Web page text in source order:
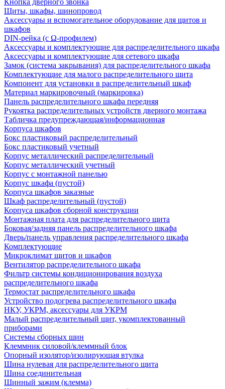
Кнопка дверного звонка
Щиты, шкафы, шинопровод
Аксессуары и вспомогательное оборудование для щитов и
шкафов
DIN-рейка (с Ω-профилем)
Аксессуары и комплектующие для распределительного шкафа
Аксессуары и комплектующие для сетевого шкафа
Замок (система закрывания) для распределительного шкафа
Комплектующие для малого распределительного щита
Компонент для установки в распределительный шкаф
Материал маркировочный (маркировка)
Панель распределительного шкафа передняя
Рукоятка распределительных устройств дверного монтажа
Табличка предупреждающая/информационная
Корпуса шкафов
Бокс пластиковый распределительный
Бокс пластиковый учетный
Корпус металлический распределительный
Корпус металлический учетный
Корпус с монтажной панелью
Корпус шкафа (пустой)
Корпуса шкафов заказные
Шкаф распределительный (пустой)
Корпуса шкафов сборной конструкции
Монтажная плата для распределительного щита
Боковая/задняя панель распределительного шкафа
Дверь/панель управления распределительного шкафа
Комплектующие
Микроклимат щитов и шкафов
Вентилятор распределительного шкафа
Фильтр системы кондиционирования воздуха
распределительного шкафа
Термостат распределительного шкафа
Устройство подогрева распределительного шкафа
НКУ, УКРМ, аксессуары для УКРМ
Малый распределительный щит, укомплектованный
приборами
Системы сборных шин
Клеммник силовой/клеммный блок
Опорный изолятор/изолирующая втулка
Шина нулевая для распределительного щита
Шина соединительная
Шинный зажим (клемма)